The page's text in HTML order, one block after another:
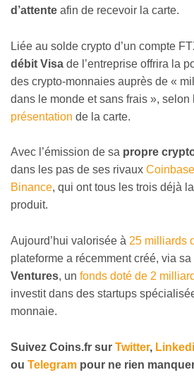
d’attente afin de recevoir la carte.
Liée au solde crypto d’un compte
débit Visa de l’entreprise offrira la
des crypto-monnaies auprès de «
dans le monde et sans frais », selon
présentation de la carte.
Avec l’émission de sa propre
dans les pas de ses rivaux Coinbase
Binance, qui ont tous les trois déjà
produit.
Aujourd’hui valorisée à 25 milliards
plateforme a récemment créé, via
Ventures, un fonds doté de 2
investit dans des startups
monnaie.
Suivez Coins.fr sur Twitter,
ou Telegram pour ne rien